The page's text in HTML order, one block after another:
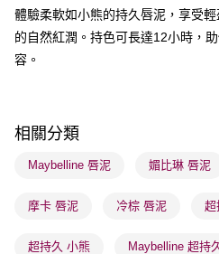
送貨方式
順豐自助櫃 - 確認發貨後1-3個工作
每筆HK$65.00，滿HK$300.00或以
每筆HK$65.00，滿HK$300.00或以
確認發貨後1-3 工作天送達，訂單將
每筆HK$65.00，滿HK$300.00或以
(香港門市) 只顯示可選門市。確認
體驗柔軟如小熊的持久唇泥，享受
的自然紅潤。持色可長達12小時，
容。
相關分類
Maybelline 唇泥 媚比琳 唇泥
摩卡 唇泥 冷棕 唇泥 超
超持久 小熊 Maybelline 超持